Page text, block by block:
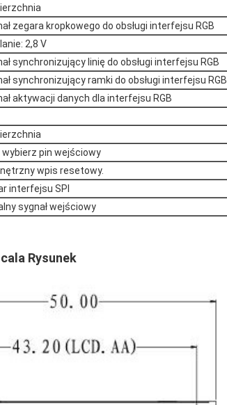
zegara kropkowego do obsługi interfejsu RGB
2,8 V
synchronizujący linię do obsługi interfejsu RGB
synchronizujący ramki do obsługi interfejsu RGB
aktywacji danych dla interfejsu RGB
wybierz pin wejściowy
wpis resetowy.
interfejsu SPI
sygnał wejściowy
Rysunek